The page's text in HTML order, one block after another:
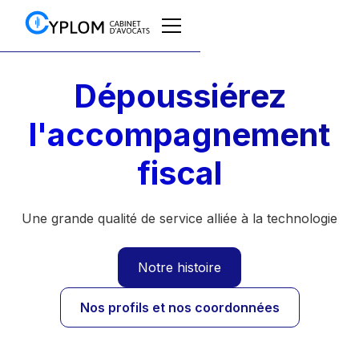
Dépoussiérez
l'accompagnement
fiscal
Une grande qualité de service alliée à la technologie
Notre histoire
Nos profils et nos coordonnées